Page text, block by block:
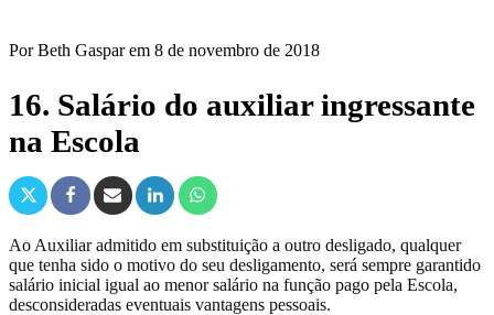
PorBeth Gasparem 8 de novembro de 2018
16. Salário do auxiliar ingressante
na Escola
Ao Auxiliar admitido em substituição a outro desligado, qualquer
que tenha sido o motivo do seu desligamento, será sempre garantido
salário inicial igual ao menor salário na função pago pela Escola,
desconsideradas eventuais vantagens pessoais.